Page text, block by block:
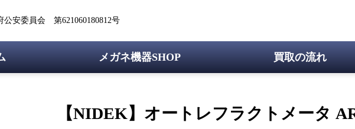
公安委員会 第621060180812号
メガネ機器SHOP 買取の流れ
【NIDEK】オートレフラクトメータ